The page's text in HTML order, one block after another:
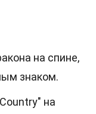
на спине,
знаком.
на